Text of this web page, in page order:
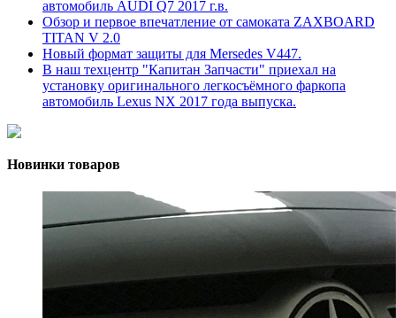
автомобиль AUDI Q7 2017 г.в.
Обзор и первое впечатление от самоката ZAXBOARD
TITAN V 2.0
Новый формат защиты для Mersedes V447.
В наш техцентр "Капитан Запчасти" приехал на
установку оригинального легкосъёмного фаркопа
автомобиль Lexus NX 2017 года выпуска.
Новинки товаров